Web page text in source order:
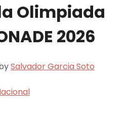
Olimpiada
2026
Salvador Garcia Soto